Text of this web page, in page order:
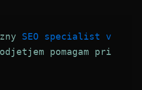
SEO specialist v
pomagam pri